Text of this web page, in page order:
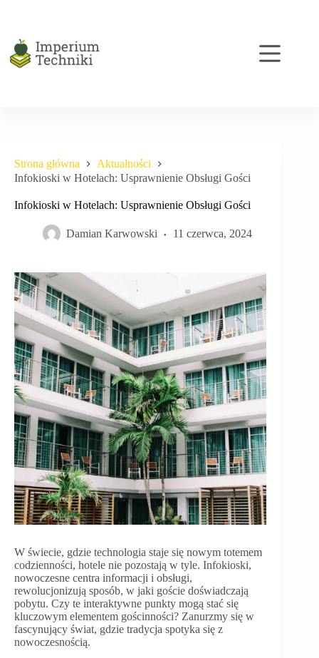
Strona główna
Aktualności
Infokioski w Hotelach: Usprawnienie Obsługi Gości
Infokioski w Hotelach: Usprawnienie Obsługi Gości
Damian Karwowski 11 czerwca, 2024
W świecie, gdzie technologia staje się nowym totemem
codzienności, hotele nie pozostają w tyle. Infokioski,
nowoczesne centra informacji i obsługi,
rewolucjonizują sposób, w jaki goście doświadczają
pobytu. Czy te interaktywne punkty mogą stać się
kluczowym elementem gościnności? Zanurzmy się w
fascynujący świat, gdzie tradycja spotyka się z
nowoczesnością.